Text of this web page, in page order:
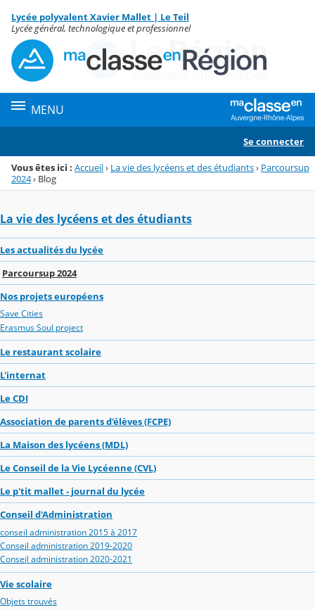
Menu de la rubrique
Contenu
Lycée polyvalent Xavier Mallet | Le Teil
Lycée général, technologique et professionnel
MENU
Se connecter
Vous êtes ici : Accueil› La vie des lycéens et des étudiants› Parcoursup
2024› Blog
La vie des lycéens et des étudiants
Les actualités du lycée
Parcoursup 2024
Nos projets européens
Save Cities
Erasmus Soul project
Le restaurant scolaire
L'internat
Le CDI
Association de parents d'élèves (FCPE)
La Maison des lycéens (MDL)
Le Conseil de la Vie Lycéenne (CVL)
Le p'tit mallet - journal du lycée
Conseil d'Administration
conseil administration 2015 à 2017
Conseil administration 2019-2020
Conseil administration 2020-2021
Vie scolaire
Objets trouvés